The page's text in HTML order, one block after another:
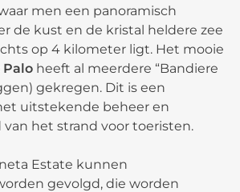
men een panoramisch
de kust en de kristal heldere zee
op 4 kilometer ligt. Het mooie
Palo heeft al meerdere “Bandiere
gekregen. Dit is een
uitstekende beheer en
het strand voor toeristen.
Estate kunnen
gevolgd, die worden